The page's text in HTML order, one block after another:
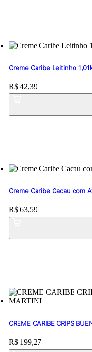
Creme Caribe Leitinho
Price:
R$ 42,39
Creme Caribe Cacau com
Price:
R$ 63,59
CREME CARIBE CRIPS
Price:
R$ 199,27